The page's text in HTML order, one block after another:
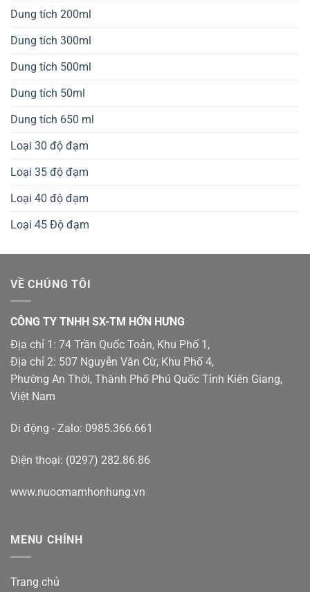
Dung tích 200ml
Dung tích 300ml
Dung tích 500ml
Dung tích 50ml
Dung tích 650 ml
Loại 30 độ đạm
Loại 35 độ đạm
Loại 40 độ đạm
Loại 45 Độ đạm
VỀ CHÚNG TÔI
CÔNG TY TNHH SX-TM HỚN HƯNG
Địa chỉ 1: 74 Trần Quốc Toản, Khu Phố 1,
Địa chỉ 2: 507 Nguyễn Văn Cừ, Khu Phố 4,
Phường An Thới, Thành Phố Phú Quốc Tỉnh Kiên Giang,
Việt Nam
Di động - Zalo: 0985.366.661
Điện thoại: (0297) 282.86.86
www.nuocmamhonhung.vn
MENU CHÍNH
Trang chủ